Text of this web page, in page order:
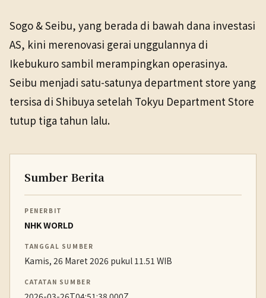
Sogo & Seibu, yang berada di bawah dana investasi
AS, kini merenovasi gerai unggulannya di
Ikebukuro sambil merampingkan operasinya.
Seibu menjadi satu-satunya department store yang
tersisa di Shibuya setelah Tokyu Department Store
tutup tiga tahun lalu.
Sumber Berita
PENERBIT
NHK WORLD
TANGGAL SUMBER
Kamis, 26 Maret 2026 pukul 11.51 WIB
CATATAN SUMBER